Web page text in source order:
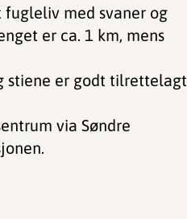
med svaner og
er ca. 1 km, mens
stiene er godt tilrettelagt
via Søndre